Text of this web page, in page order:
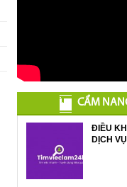
CẨM
ĐIỀU
DỊCH VỤ